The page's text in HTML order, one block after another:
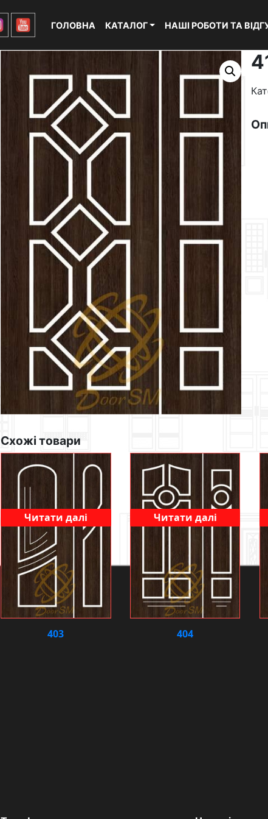
ГОЛОВНА КАТАЛОГ НАШІ РОБОТИ ТА
Схожі товари
403
Читати далі
404
Читати далі